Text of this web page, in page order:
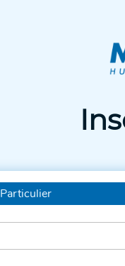
Particulier